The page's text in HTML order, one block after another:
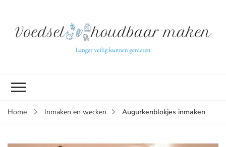
Home Inmaken en wecken Augurkenblokjes inmaken